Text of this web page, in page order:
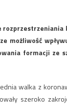
możliwość
formacji ze
walka z
szeroko